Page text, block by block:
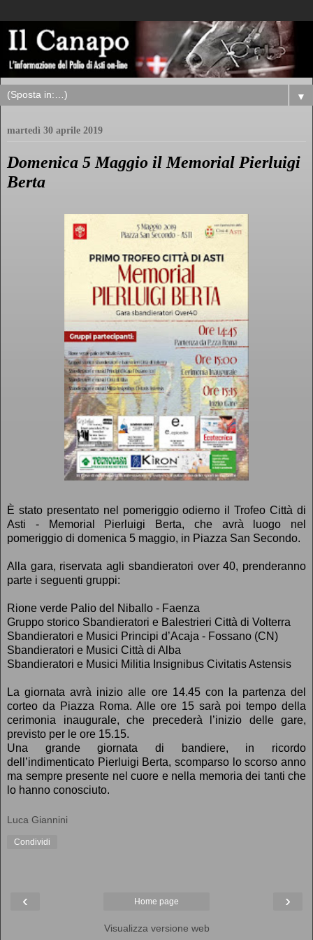
▼
martedì 30 aprile 2019
Domenica 5 Maggio il Memorial Pierluigi
Berta
È stato presentato nel pomeriggio odierno il Trofeo Città di
Asti - Memorial Pierluigi Berta, che avrà luogo nel
pomeriggio di domenica 5 maggio, in Piazza San Secondo.
Alla gara, riservata agli sbandieratori over 40, prenderanno
parte i seguenti gruppi:
Rione verde Palio del Niballo - Faenza
Gruppo storico Sbandieratori e Balestrieri Città di Volterra
Sbandieratori e Musici Principi d’Acaja - Fossano (CN)
Sbandieratori e Musici Città di Alba
Sbandieratori e Musici Militia Insignibus Civitatis Astensis
La giornata avrà inizio alle ore 14.45 con la partenza del
corteo da Piazza Roma. Alle ore 15 sarà poi tempo della
cerimonia inaugurale, che precederà l’inizio delle gare,
previsto per le ore 15.15.
Una grande giornata di bandiere, in ricordo
dell’indimenticato Pierluigi Berta, scomparso lo scorso anno
ma sempre presente nel cuore e nella memoria dei tanti che
lo hanno conosciuto.
Luca Giannini
Condividi
‹ ›
Home page
Visualizza versione web